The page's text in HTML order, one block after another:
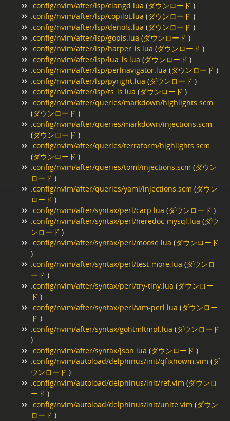
.config/nvim/after/lsp/clangd.lua (ダウンロード )
.config/nvim/after/lsp/copilot.lua (ダウンロード )
.config/nvim/after/lsp/denols.lua (ダウンロード )
.config/nvim/after/lsp/gopls.lua (ダウンロード )
.config/nvim/after/lsp/harper_ls.lua (ダウンロード )
.config/nvim/after/lsp/lua_ls.lua (ダウンロード )
.config/nvim/after/lsp/perlnavigator.lua (ダウンロード )
.config/nvim/after/lsp/pyright.lua (ダウンロード )
.config/nvim/after/lsp/ts_ls.lua (ダウンロード )
.config/nvim/after/queries/markdown/highlights.scm
(ダウンロード )
.config/nvim/after/queries/markdown/injections.scm
(ダウンロード )
.config/nvim/after/queries/terraform/highlights.scm
(ダウンロード )
.config/nvim/after/queries/toml/injections.scm (ダウン
ロード )
.config/nvim/after/queries/yaml/injections.scm (ダウン
ロード )
.config/nvim/after/syntax/perl/carp.lua (ダウンロード )
.config/nvim/after/syntax/perl/heredoc-mysql.lua (ダウ
ンロード )
.config/nvim/after/syntax/perl/moose.lua (ダウンロード
)
.config/nvim/after/syntax/perl/test-more.lua (ダウンロ
ード )
.config/nvim/after/syntax/perl/try-tiny.lua (ダウンロー
ド )
.config/nvim/after/syntax/perl/vim-perl.lua (ダウンロー
ド )
.config/nvim/after/syntax/gohtmltmpl.lua (ダウンロード
)
.config/nvim/after/syntax/json.lua (ダウンロード )
.config/nvim/autoload/delphinus/init/qfixhowm.vim (ダ
ウンロード )
.config/nvim/autoload/delphinus/init/ref.vim (ダウンロ
ード )
.config/nvim/autoload/delphinus/init/unite.vim (ダウン
ロード )